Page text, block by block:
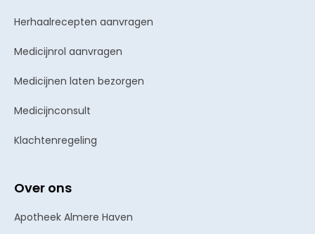
Herhaalrecepten aanvragen
Medicijnrol aanvragen
Medicijnen laten bezorgen
Medicijnconsult
Klachtenregeling
Over ons
Apotheek Almere Haven